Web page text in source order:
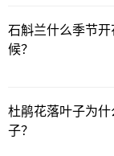
4、 -- 温度环
君子兰喜温适
置，因此在冬季
冬。
石斛兰什么季节
候？
杜鹃花落叶子为
子？